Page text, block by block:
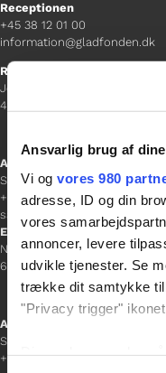
Ansvarlig brug af
Vi og vores 980
adresse, ID og din
vores
annoncer, levere
udvikle tjenester. Se
trække dit samtykke
"Privacy trigger" ikonet.
Receptionen
+45 38 12 01 00
information@gladfonden.dk
Ringsted
Jernbanevej 8
4100 Ringsted
Afdelingschef
Sacha Lohmann Weiss
+45 40 27 91 11
sacha.lw@gladfonden.dk
Esbjerg
Norgesgade 1, 2. sal
6700 Esbjerg
Afdelingschef
Sanne Hansen
+45 23 69 19 35